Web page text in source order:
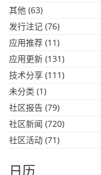
其他 (63)
发行注记 (76)
应用推荐 (11)
应用更新 (131)
技术分享 (111)
未分类 (1)
社区报告 (79)
社区新闻 (720)
社区活动 (71)
日历